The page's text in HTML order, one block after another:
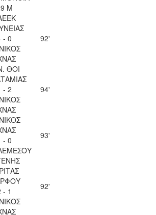
Μ
- 0
92'
ΘΟΙ
- 2
94'
- 0
93'
- 1
92'